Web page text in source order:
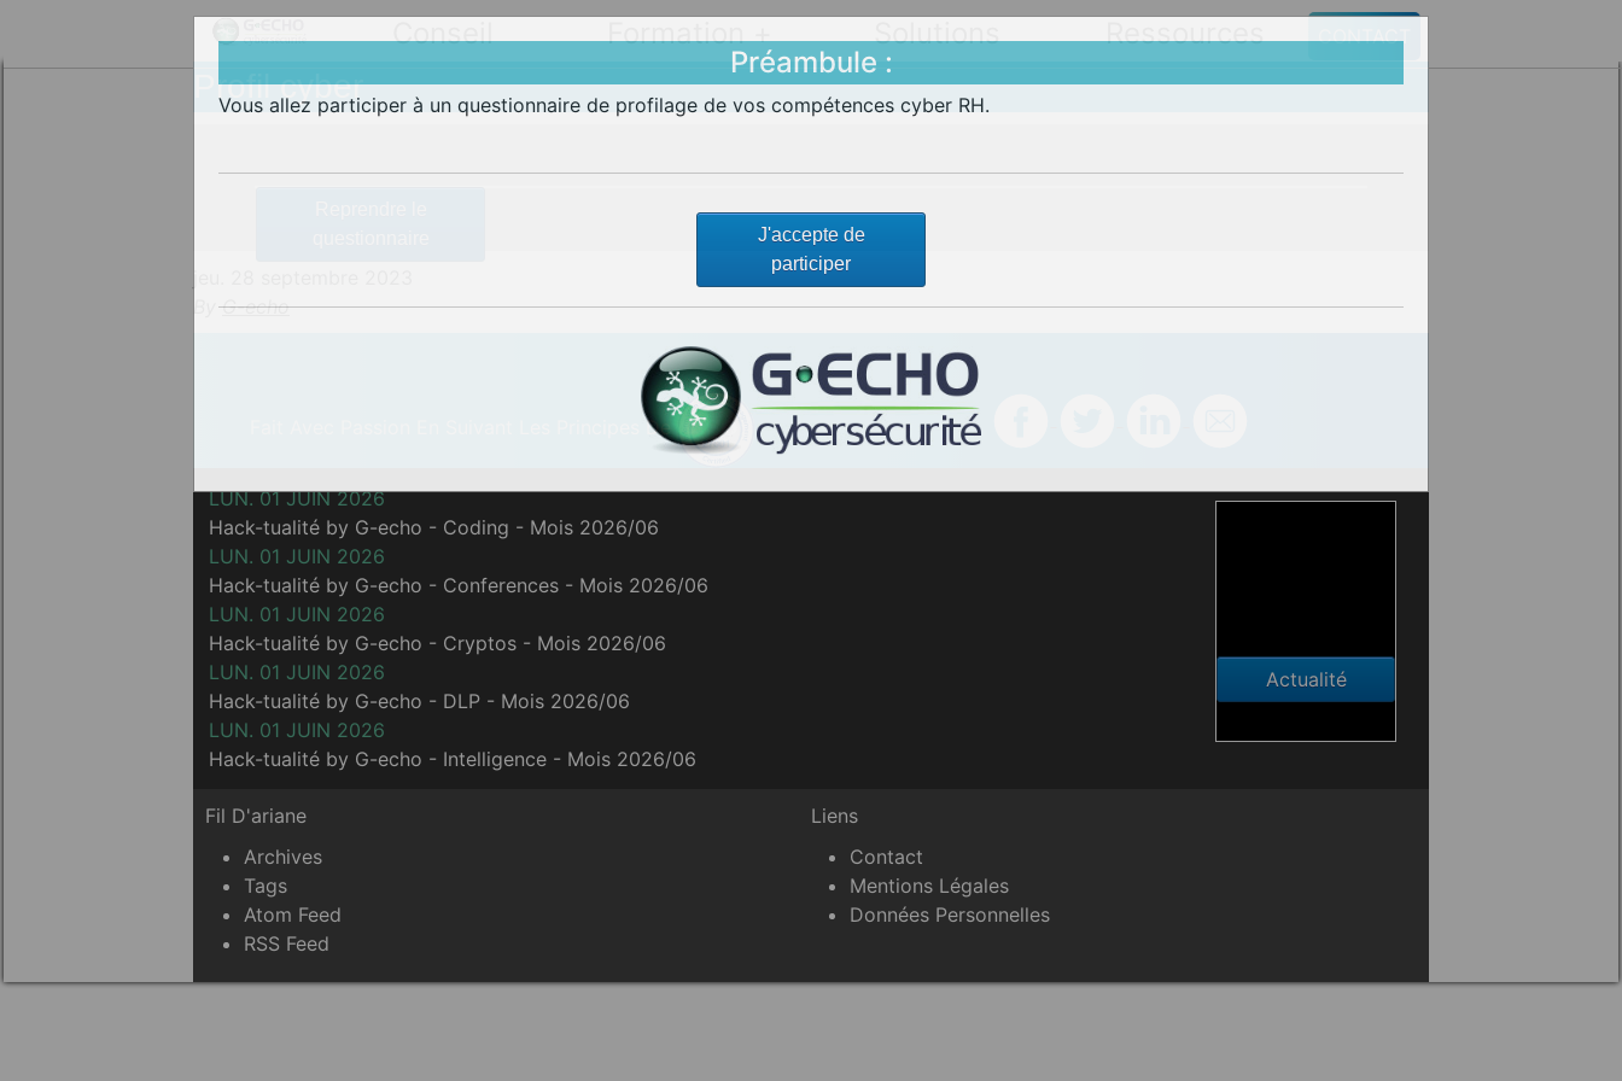
CONTACT
Conseil Formation + Solutions Ressources
Profil cyber
Préambule :
Vous allez participer à un questionnaire de profilage de vos compétences cyber RH.
J'accepte de
participer
ByG-echo
Fait Avec Passion En Suivant Les Principes De
Actualité
LUN. 01 JUIN 2026
Hack-tualité by G-echo - Coding - Mois 2026/06
LUN. 01 JUIN 2026
Hack-tualité by G-echo - Conferences - Mois 2026/06
LUN. 01 JUIN 2026
Hack-tualité by G-echo - Cryptos - Mois 2026/06
LUN. 01 JUIN 2026
Hack-tualité by G-echo - DLP - Mois 2026/06
LUN. 01 JUIN 2026
Hack-tualité by G-echo - Intelligence - Mois 2026/06
Fil D'ariane
Archives
Tags
Atom Feed
RSS Feed
Liens
Contact
Mentions Légales
Données Personnelles